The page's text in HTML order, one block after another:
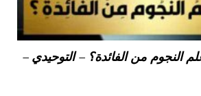
النجوم من الفائدة؟ – التوحيدي –